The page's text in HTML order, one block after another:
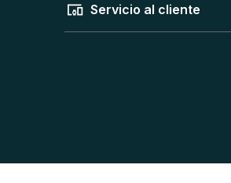
Servicio al cliente